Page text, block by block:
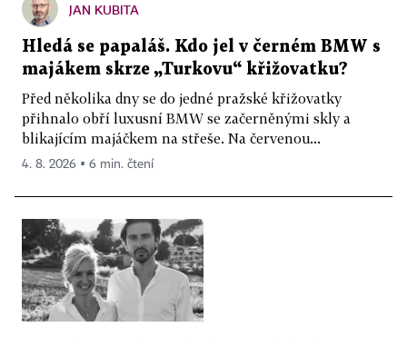
JAN KUBITA
Hledá se papaláš. Kdo jel v černém BMW s
majákem skrze „Turkovu“ křižovatku?
Před několika dny se do jedné pražské křižovatky
přihnalo obří luxusní BMW se začerněnými skly a
blikajícím majáčkem na střeše. Na červenou...
4. 8. 2026 ▪ 6 min. čtení